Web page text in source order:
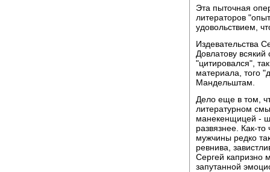
Эта пыточная
литераторов
удовольствием,
Издевательства
Довлатову
"цитировался",
материала, того
Мандельштам.
Дело еще в том,
литературном
манекенщицей -
развязнее. Как-
мужчины редко
ревнива,
Сергей капризно
запутанной